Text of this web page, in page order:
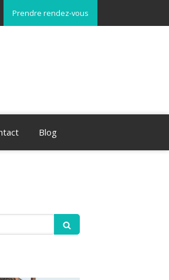
Prendre rendez-vous
Blog